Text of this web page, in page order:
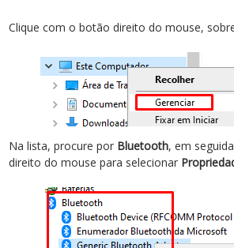
Clique com o botão direito do mouse,
Na lista, procure por Bluetooth, em
direito do mouse para selecionar